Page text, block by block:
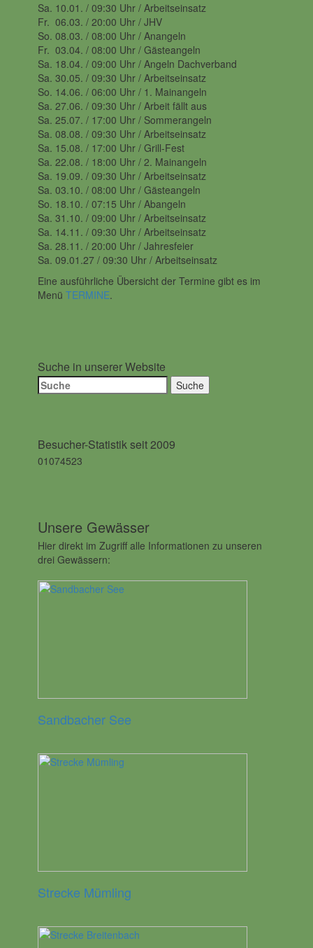
Sa. 10.01. / 09:30 Uhr / Arbeitseinsatz
Fr. 06.03. / 20:00 Uhr / JHV
So. 08.03. / 08:00 Uhr / Anangeln
Fr. 03.04. / 08:00 Uhr / Gästeangeln
Sa. 18.04. / 09:00 Uhr / Angeln Dachverband
Sa. 30.05. / 09:30 Uhr / Arbeitseinsatz
So. 14.06. / 06:00 Uhr / 1. Mainangeln
Sa. 27.06. / 09:30 Uhr / Arbeit fällt aus
Sa. 25.07. / 17:00 Uhr / Sommerangeln
Sa. 08.08. / 09:30 Uhr / Arbeitseinsatz
Sa. 15.08. / 17:00 Uhr / Grill-Fest
Sa. 22.08. / 18:00 Uhr / 2. Mainangeln
Sa. 19.09. / 09:30 Uhr / Arbeitseinsatz
Sa. 03.10. / 08:00 Uhr / Gästeangeln
So. 18.10. / 07:15 Uhr / Abangeln
Sa. 31.10. / 09:00 Uhr / Arbeitseinsatz
Sa. 14.11. / 09:30 Uhr / Arbeitseinsatz
Sa. 28.11. / 20:00 Uhr / Jahresfeier
Sa. 09.01.27 / 09:30 Uhr / Arbeitseinsatz
Eine ausführliche Übersicht der Termine gibt es im
Menü TERMINE.
Suche in unserer Website
Suche
nach:
Besucher-Statistik seit 2009
01074523
Unsere Gewässer
Hier direkt im Zugriff alle Informationen zu unseren
drei Gewässern:
Sandbacher See
Strecke Mümling